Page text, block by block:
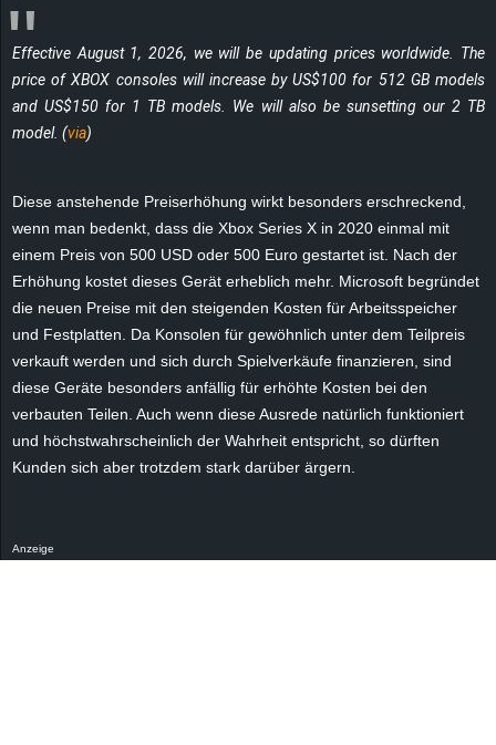
Effective August 1, 2026, we will be updating prices worldwide. The
price of XBOX consoles will increase by US$100 for 512 GB models
and US$150 for 1 TB models. We will also be sunsetting our 2 TB
model. (via)
Diese anstehende Preiserhöhung wirkt besonders erschreckend,
wenn man bedenkt, dass die Xbox Series X in 2020 einmal mit
einem Preis von 500 USD oder 500 Euro gestartet ist. Nach der
Erhöhung kostet dieses Gerät erheblich mehr. Microsoft begründet
die neuen Preise mit den steigenden Kosten für Arbeitsspeicher
und Festplatten. Da Konsolen für gewöhnlich unter dem Teilpreis
verkauft werden und sich durch Spielverkäufe finanzieren, sind
diese Geräte besonders anfällig für erhöhte Kosten bei den
verbauten Teilen. Auch wenn diese Ausrede natürlich funktioniert
und höchstwahrscheinlich der Wahrheit entspricht, so dürften
Kunden sich aber trotzdem stark darüber ärgern.
Anzeige